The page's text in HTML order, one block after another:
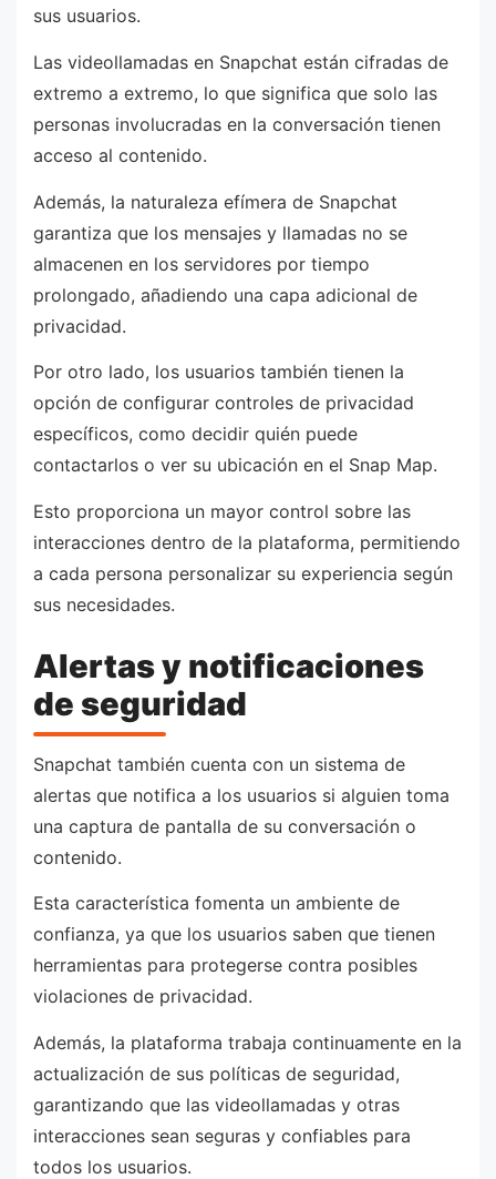
sus usuarios.
Las videollamadas en Snapchat están cifradas de
extremo a extremo, lo que significa que solo las
personas involucradas en la conversación tienen
acceso al contenido.
Además, la naturaleza efímera de Snapchat
garantiza que los mensajes y llamadas no se
almacenen en los servidores por tiempo
prolongado, añadiendo una capa adicional de
privacidad.
Por otro lado, los usuarios también tienen la
opción de configurar controles de privacidad
específicos, como decidir quién puede
contactarlos o ver su ubicación en el Snap Map.
Esto proporciona un mayor control sobre las
interacciones dentro de la plataforma, permitiendo
a cada persona personalizar su experiencia según
sus necesidades.
Alertas y notificaciones
de seguridad
Snapchat también cuenta con un sistema de
alertas que notifica a los usuarios si alguien toma
una captura de pantalla de su conversación o
contenido.
Esta característica fomenta un ambiente de
confianza, ya que los usuarios saben que tienen
herramientas para protegerse contra posibles
violaciones de privacidad.
Además, la plataforma trabaja continuamente en la
actualización de sus políticas de seguridad,
garantizando que las videollamadas y otras
interacciones sean seguras y confiables para
todos los usuarios.